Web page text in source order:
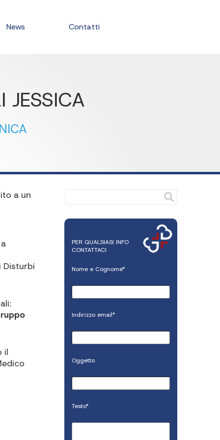
News Contatti
JESSICA
a un
Disturbi
il
PER QUALSIASI INFO
CONTATTACI
Nome e Cognome*
Indirizzo email*
Oggetto
Testo*